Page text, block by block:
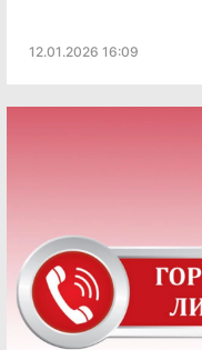
12.01.2026 16:09